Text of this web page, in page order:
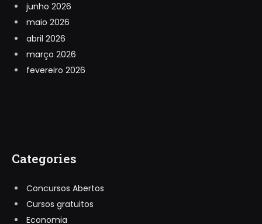
junho 2026
maio 2026
abril 2026
março 2026
fevereiro 2026
Categories
Concursos Abertos
Cursos gratuitos
Economia